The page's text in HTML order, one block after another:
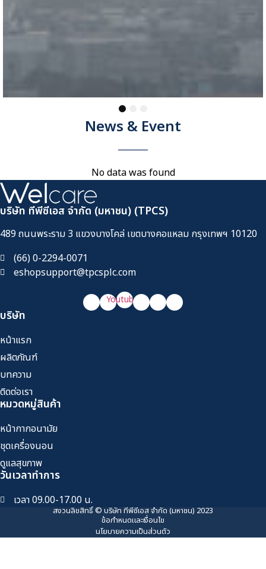
PM2.5 in China: Measurements, sources, visibility and
health effects, and mitigation [Download]
News & Event
No data was found
บริษัท ทีพีซีเอส จำกัด (มหาชน) (TPCS)
489 ถนนพระราม 3 แขวงบางโคล่ เขตบางคอแหลม กรุงเทพฯ 10120
(66) 0-2294-0071
eshopsupport@tpcsplc.com
Youtube
บริษัท
หน้าแรก
ผลิตภัณฑ์
บทความ
ติดต่อเรา
หมวดหมู่สินค้า
หน้ากากอนามัย
ชุดเครื่องนอน
ดูแลสุขภาพ
วันเวลาทำการ
เวลา 09.00-17.00 น.
สงวนลิขสิทธิ์ © บริษัท ทีพีซีเอส จำกัด (มหาชน) 2023
ข้อกำหนดและเงื่อนไข
นโยบายความเป็นส่วนตัว